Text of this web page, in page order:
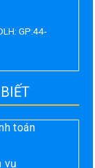
GP:44-
toán
vụ